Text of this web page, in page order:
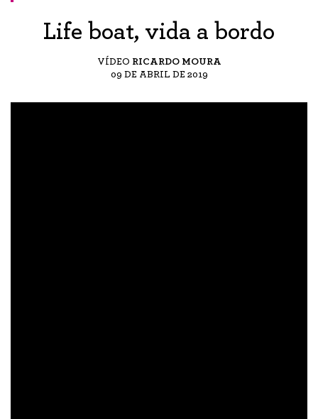
Life boat, vida a bordo
VÍDEO RICARDO MOURA
09 DE ABRIL DE 2019